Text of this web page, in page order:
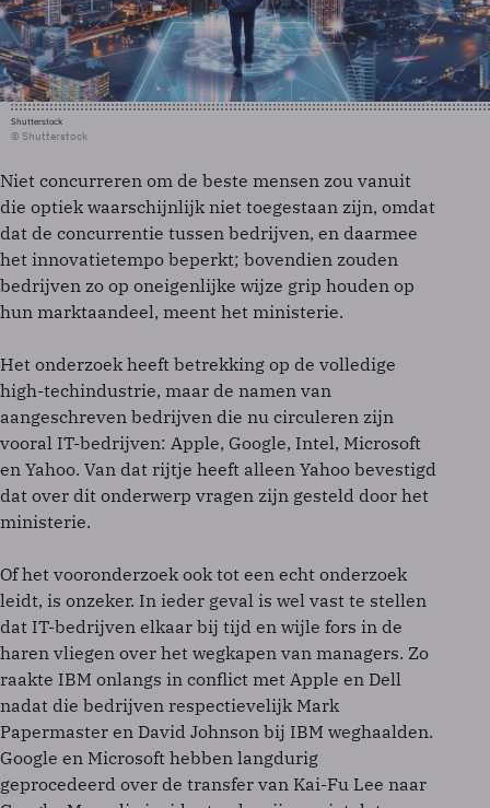
Shutterstock
© Shutterstock
Niet concurreren om de beste mensen zou vanuit
die optiek waarschijnlijk niet toegestaan zijn, omdat
dat de concurrentie tussen bedrijven, en daarmee
het innovatietempo beperkt; bovendien zouden
bedrijven zo op oneigenlijke wijze grip houden op
hun marktaandeel, meent het ministerie.
Het onderzoek heeft betrekking op de volledige
high-techindustrie, maar de namen van
aangeschreven bedrijven die nu circuleren zijn
vooral IT-bedrijven: Apple, Google, Intel, Microsoft
en Yahoo. Van dat rijtje heeft alleen Yahoo bevestigd
dat over dit onderwerp vragen zijn gesteld door het
ministerie.
Of het vooronderzoek ook tot een echt onderzoek
leidt, is onzeker. In ieder geval is wel vast te stellen
dat IT-bedrijven elkaar bij tijd en wijle fors in de
haren vliegen over het wegkapen van managers. Zo
raakte IBM onlangs in conflict met Apple en Dell
nadat die bedrijven respectievelijk Mark
Papermaster en David Johnson bij IBM weghaalden.
Google en Microsoft hebben langdurig
geprocedeerd over de transfer van Kai-Fu Lee naar